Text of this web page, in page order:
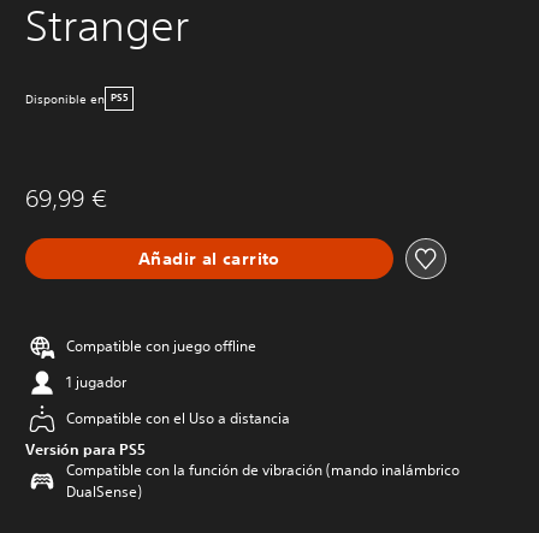
Stranger
Disponible en PS5
69,99 €
Añadir al carrito
Compatible con juego offline
1 jugador
Compatible con el Uso a distancia
Versión para PS5
Compatible con la función de vibración (mando inalámbrico
DualSense)